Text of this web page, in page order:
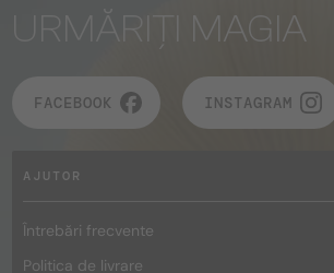
URMĂRIȚI MAGIA
FACEBOOK INSTAGRAM
AJUTOR
Întrebări frecvente
Politica de livrare